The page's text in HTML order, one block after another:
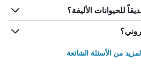
للحيوانات الأليفة؟
من الأسئلة الشائعة